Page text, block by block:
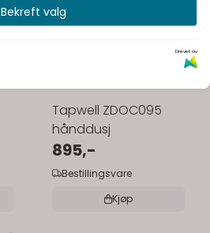
Tapwell ZDOC095
hånddusj
895,-
Bestillingsvare
Kjøp
Bekreft valg
Drevet av